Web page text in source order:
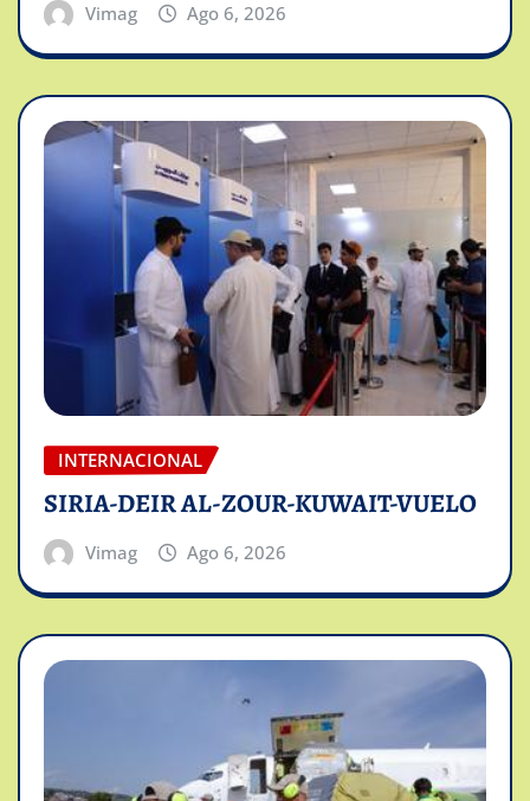
Vimag Ago 6, 2026
INTERNACIONAL
SIRIA-DEIR AL-ZOUR-KUWAIT-VUELO
Vimag Ago 6, 2026